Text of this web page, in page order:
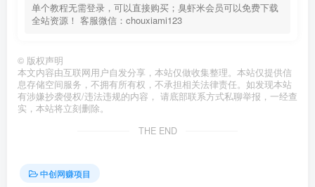
单个教程无需登录，可以直接购买；臭虾米会员可以免费下载
全站资源！ 客服微信：chouxiami123
© 版权声明
本文内容由互联网用户自发分享，本站仅做收集整理。本站仅提供信
息存储空间服务，不拥有所有权，不承担相关法律责任。如发现本站
有涉嫌抄袭侵权/违法违规的内容， 请底部联系方式私聊举报，一经查
实，本站将立刻删除。
THE END
中创网赚项目